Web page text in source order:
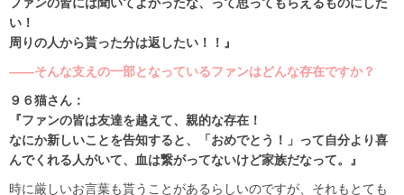
い！
周りの人から貰った分は返したい！！』
――そんな支えの一部となっているファンはどんな存在ですか？
９６猫さん：
『ファンの皆は友達を越えて、親的な存在！
なにか新しいことを告知すると、「おめでとう！」って自分より喜
んでくれる人がいて、血は繋がってないけど家族だなって。』
時に厳しいお言葉も貰うことがあるらしいのですが、それもとても